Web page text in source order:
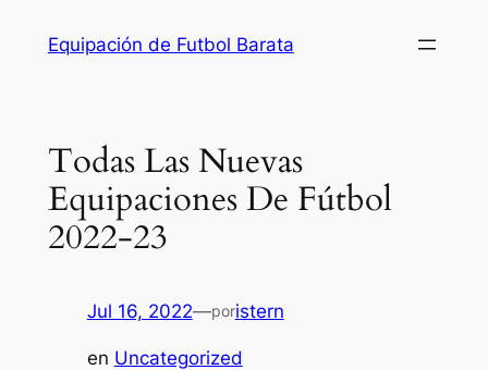
Equipación de Futbol Barata
Todas Las Nuevas
Equipaciones De Fútbol
2022-23
Jul 16, 2022—poristern
en Uncategorized